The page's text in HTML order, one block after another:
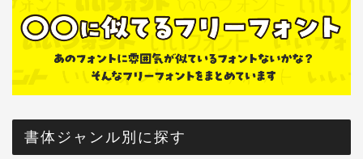
書体ジャンル別に探す